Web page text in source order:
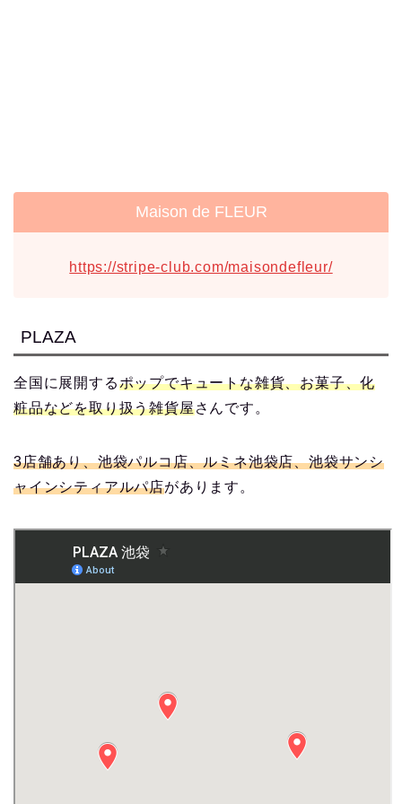
Maison de FLEUR
https://stripe-club.com/maisondefleur/
PLAZA
全国に展開するポップでキュートな雑貨、お菓子、化
粧品などを取り扱う雑貨屋さんです。
3店舗あり、池袋パルコ店、ルミネ池袋店、池袋サンシ
ャインシティアルパ店があります。